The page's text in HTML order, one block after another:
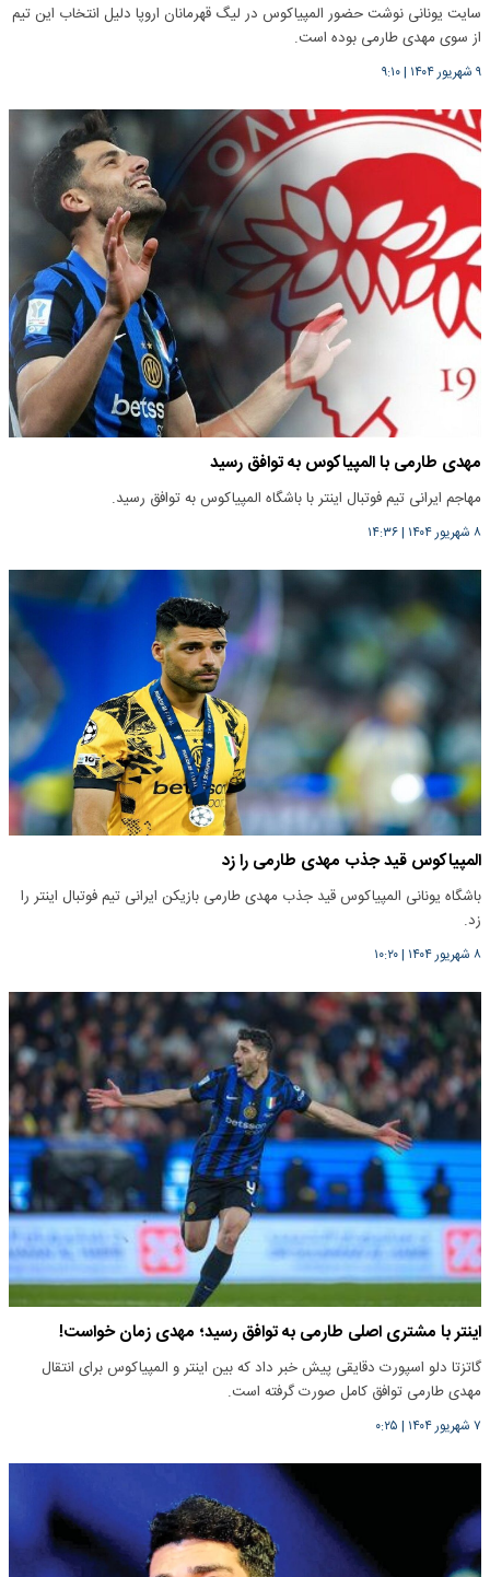
سایت یونانی نوشت حضور المپیاکوس در لیگ قهرمانان اروپا دلیل انتخاب این تیم
از سوی مهدی طارمی بوده است.
۹ شهریور ۱۴۰۴ |۹:۱۰
مهدی طارمی با المپیاکوس به توافق رسید
مهاجم ایرانی تیم فوتبال اینتر با باشگاه المپیاکوس به توافق رسید.
۸ شهریور ۱۴۰۴ |۱۴:۳۶
المپیاکوس قید جذب مهدی طارمی را زد
باشگاه یونانی المپیاکوس قید جذب مهدی طارمی بازیکن ایرانی تیم فوتبال اینتر را
زد.
۸ شهریور ۱۴۰۴ |۱۰:۲۰
اینتر با مشتری اصلی طارمی به توافق رسید؛ مهدی زمان خواست!
گاتزتا دلو اسپورت دقایقی پیش خبر داد که بین اینتر و المپیاکوس برای انتقال
مهدی طارمی توافق کامل صورت گرفته است.
۷ شهریور ۱۴۰۴ | ۰:۲۵